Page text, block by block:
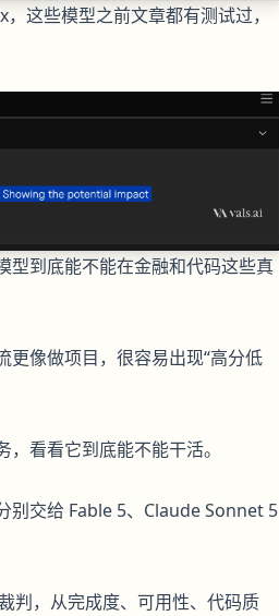
这些模型之前文章都有测试过，
型到底能不能在金融和代码这些真
更像做项目，很容易出现“高分低
看看它到底能不能干活。
别交给 Fable 5、Claude Sonnet 5
判，从完成度、可用性、代码质